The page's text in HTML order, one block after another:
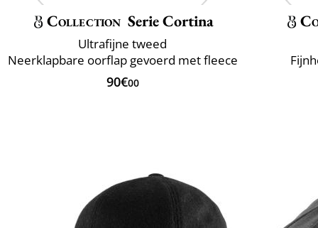
Collection Serie Cortina
Ultrafijne tweed
Neerklapbare oorflap gevoerd met fleece
90€00